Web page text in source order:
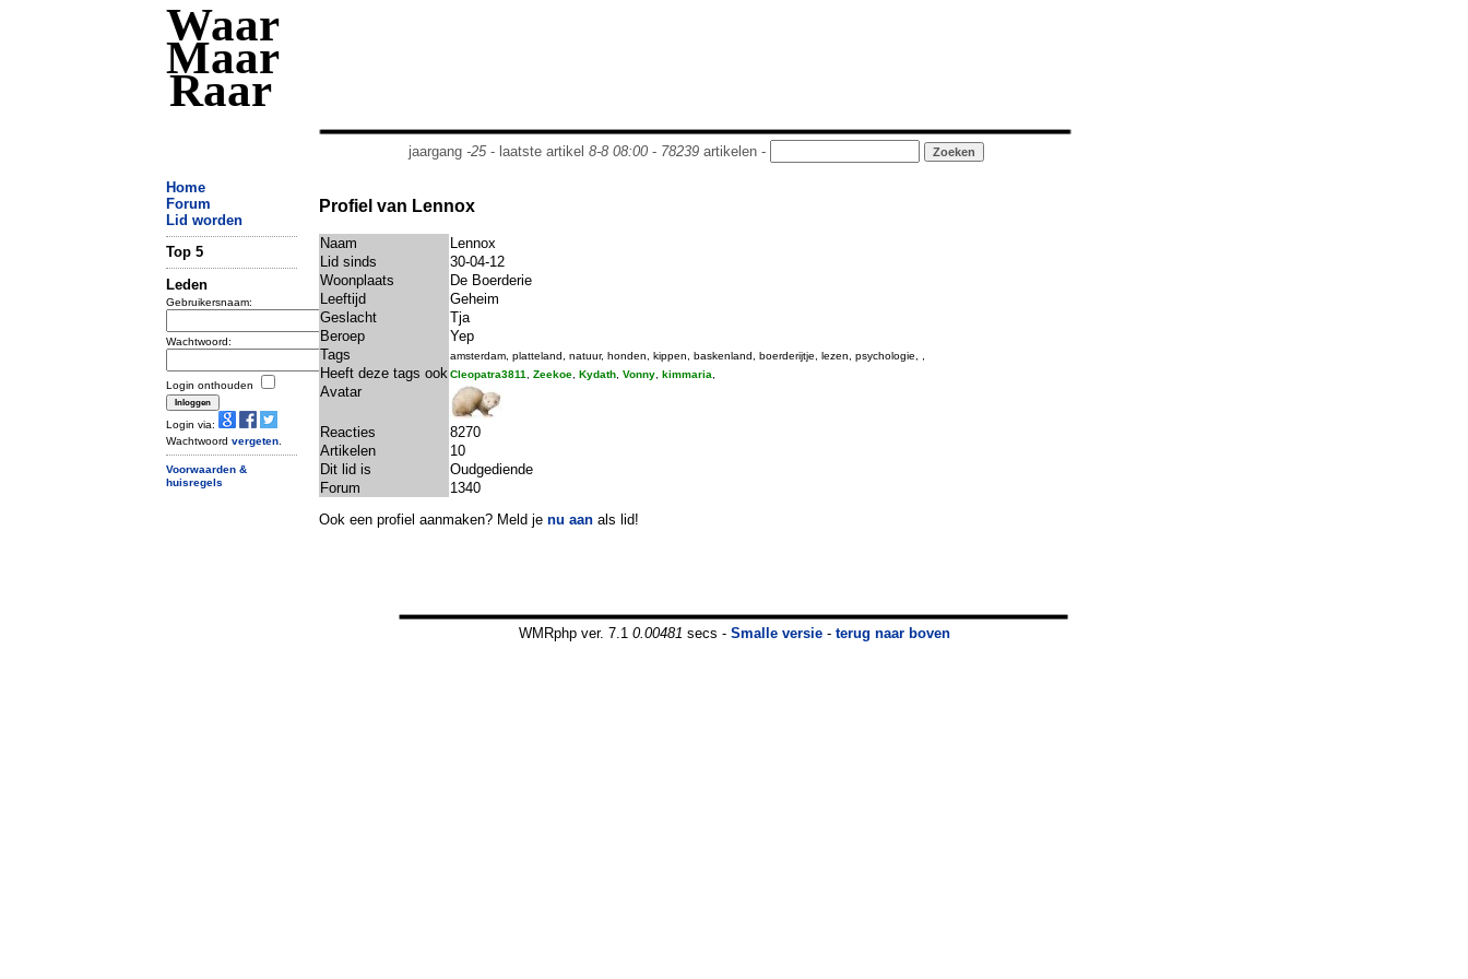
Waar
Maar
Raar
jaargang -25- laatste artikel 8-8 08:00- 78239artikelen -
Home
Forum
Lid worden
Top 5
Leden
Gebruikersnaam:
Wachtwoord:
Login onthouden
Login via:
Wachtwoord vergeten
Voorwaarden &
huisregels
Profiel van Lennox
Naam
Lennox
Lid sinds
30-04-12
Woonplaats
De Boerderie
Leeftijd
Geheim
Geslacht
Tja
Beroep
Yep
Tags
amsterdam, platteland, natuur, honden, kippen, baskenland, boerderijtje, lezen, psychologie, ,
Heeft deze tags ookCleopatra3811 Zeekoe Kydath Vonny kimmaria
Avatar
Reacties
8270
Artikelen
10
Dit lid is
Oudgediende
Forum
1340
Ook een profiel aanmaken? Meld je nu aan als lid!
WMRphp ver. 7.1 0.00481 secs - Smalle versie- terug naar boven